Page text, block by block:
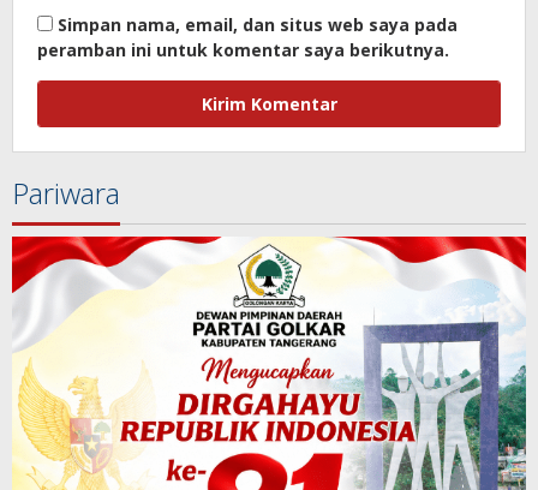
Simpan nama, email, dan situs web saya pada
peramban ini untuk komentar saya berikutnya.
Pariwara